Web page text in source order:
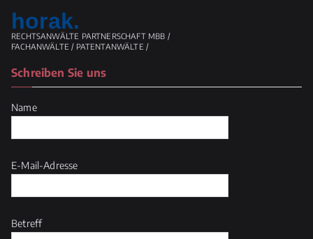
horak.
RECHTSANWÄLTE PARTNERSCHAFT MBB /
FACHANWÄLTE / PATENTANWÄLTE /
Schreiben Sie uns
Name
E-Mail-Adresse
Betreff